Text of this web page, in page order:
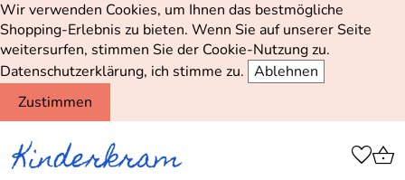
Wir verwenden Cookies, um Ihnen das bestmögliche
Shopping-Erlebnis zu bieten. Wenn Sie auf unserer Seite
weitersurfen, stimmen Sie der Cookie-Nutzung zu.
Datenschutzerklärung, ich stimme zu. Ablehnen
Zustimmen